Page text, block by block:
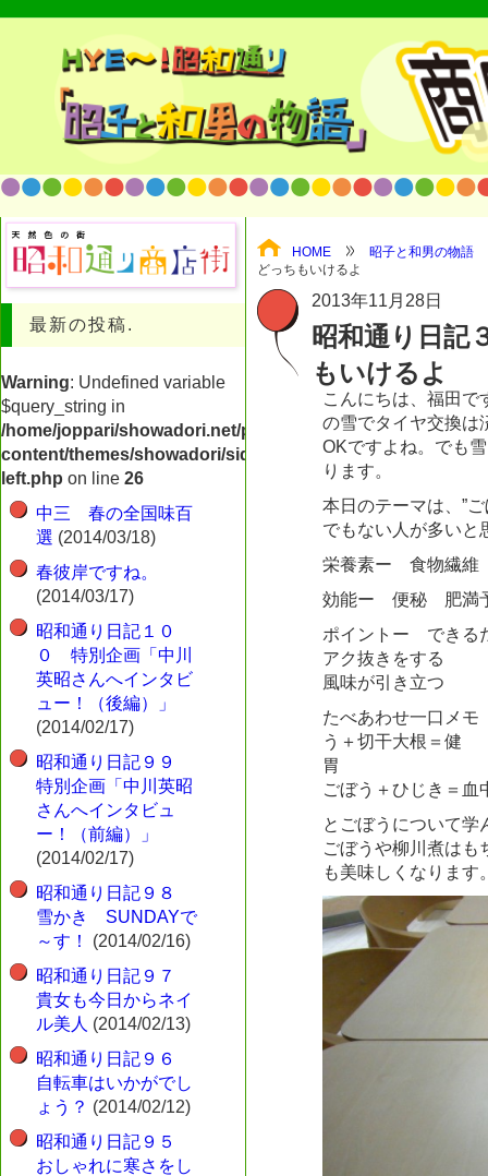
最新の投稿.
Warning: Undefined variable
$query_string in
/home/joppari/showadori.net/public_html/shop/wp-
content/themes/showadori/sidebar-
left.php on line 26
中三 春の全国味百
選 (2014/03/18)
春彼岸ですね。
(2014/03/17)
昭和通り日記１０
０ 特別企画「中川
英昭さんへインタビ
ュー！（後編）」
(2014/02/17)
昭和通り日記９９
特別企画「中川英昭
さんへインタビュ
ー！（前編）」
(2014/02/17)
昭和通り日記９８
雪かき SUNDAYで
～す！
(2014/02/16)
昭和通り日記９７
貴女も今日からネイ
ル美人 (2014/02/13)
昭和通り日記９６
自転車はいかがでし
ょう？ (2014/02/12)
昭和通り日記９５
おしゃれに寒さをし
HOME
昭子と和男の物語
どっちもいけるよ
2013年11月28日
昭和通り日
もいけるよ
こんにちは、福田
の雪でタイヤ交換は
OKですよね。でも
ります。
本日のテーマは、”
でもない人が多いと
栄養素ー 食物繊
効能ー 便秘 肥満
ポイントー でき
アク抜きを
風味が引き立つ
たべあわせ一口
う＋切干大根＝健
ごぼう＋ひじき＝血
とごぼうについて学
ごぼうや柳川煮はも
も美味しくなります